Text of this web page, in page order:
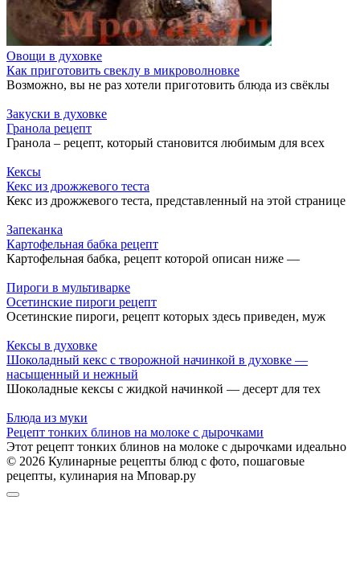
Овощи в духовке
Как приготовить свеклу в микроволновке
Возможно, вы не раз хотели приготовить блюда из свёклы
Закуски в духовке
Гранола рецепт
Гранола – рецепт, который становится любимым для всех
Кексы
Кекс из дрожжевого теста
Кекс из дрожжевого теста, представленный на этой странице
Запеканка
Картофельная бабка рецепт
Картофельная бабка, рецепт которой описан ниже —
Пироги в мультиварке
Осетинские пироги рецепт
Осетинские пироги, рецепт которых здесь приведен, муж
Кексы в духовке
Шоколадный кекс с творожной начинкой в духовке —
насыщенный и нежный
Шоколадные кексы с жидкой начинкой — десерт для тех
Блюда из муки
Рецепт тонких блинов на молоке с дырочками
Этот рецепт тонких блинов на молоке с дырочками идеально
© 2026 Кулинарные рецепты блюд с фото, пошаговые
рецепты, кулинария на Мповар.ру